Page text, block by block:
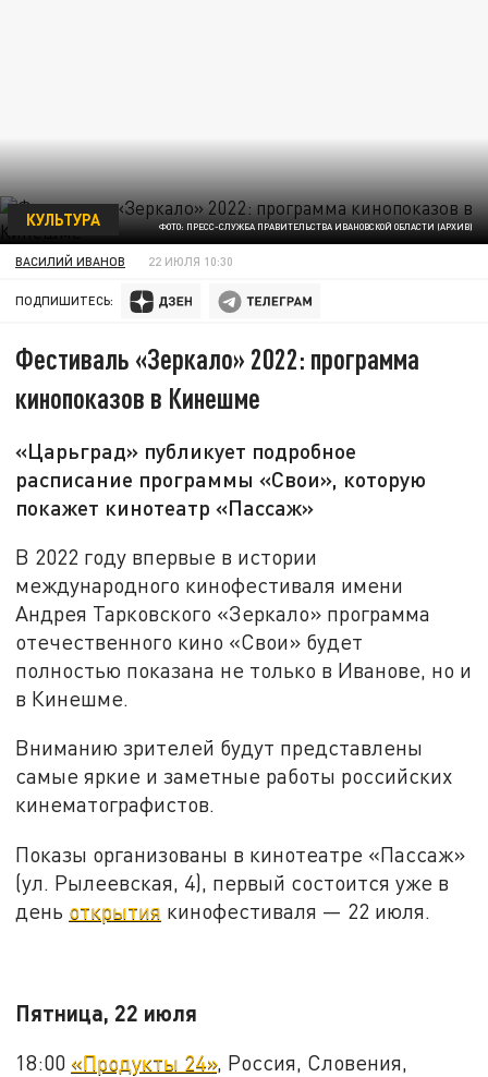
ФОТО: ПРЕСС-СЛУЖБА ПРАВИТЕЛЬСТВА ИВАНОВСКОЙ ОБЛАСТИ (АРХИВ)
КУЛЬТУРА
ВАСИЛИЙ ИВАНОВ 22 ИЮЛЯ 10:30
ПОДПИШИТЕСЬ:
Фестиваль «Зеркало» 2022: программа
кинопоказов в Кинешме
«Царьград» публикует подробное
расписание программы «Свои», которую
покажет кинотеатр «Пассаж»
В 2022 году впервые в истории
международного кинофестиваля имени
Андрея Тарковского «Зеркало» программа
отечественного кино «Свои» будет
полностью показана не только в Иванове, но и
в Кинешме.
Вниманию зрителей будут представлены
самые яркие и заметные работы российских
кинематографистов.
Показы организованы в кинотеатре «Пассаж»
(ул. Рылеевская, 4), первый состоится уже в
день открытия кинофестиваля — 22 июля.
Пятница, 22 июля
18:00 «Продукты 24», Россия, Словения,